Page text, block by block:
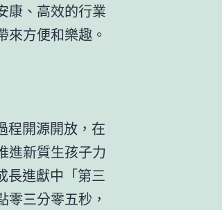
康、高效的行業
方便和樂趣。
程開源開放，在
進新質生孩子力
長進獻中「第三
三分零五秒，